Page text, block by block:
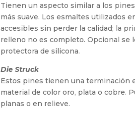
Tienen un aspecto similar a los
más suave. Los esmaltes utilizados
accesibles sin perder la calidad; la
relleno no es completo. Opcional se
protectora de silicona.
Die Struck
Estos pines tienen una terminación
material de color oro, plata o cobre.
planas o en relieve.